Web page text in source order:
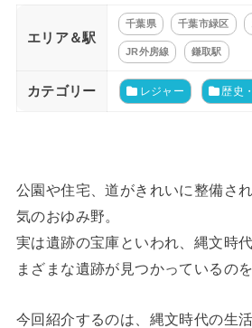
エリア＆駅
千葉県 千葉市緑区
JR外房線 鎌取駅
カテゴリー レジャー 歴史
公園や住宅、道がきれいに整備さ
気のおゆみ野。
実は遺跡の宝庫といわれ、縄文時
まざまな遺跡が見つかっているの
今回紹介するのは、縄文時代の生